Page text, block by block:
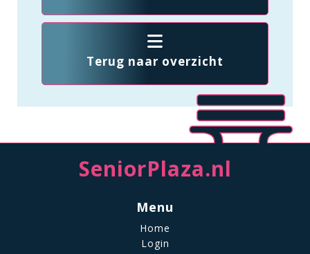
Terug naar overzicht
SeniorPlaza.nl
Menu
Home
Login